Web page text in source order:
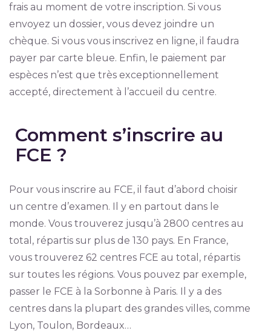
frais au moment de votre inscription. Si vous
envoyez un dossier, vous devez joindre un
chèque. Si vous vous inscrivez en ligne, il faudra
payer par carte bleue. Enfin, le paiement par
espèces n’est que très exceptionnellement
accepté, directement à l’accueil du centre.
Comment s’inscrire au
FCE ?
Pour vous inscrire au FCE, il faut d’abord choisir
un centre d’examen. Il y en partout dans le
monde. Vous trouverez jusqu’à 2800 centres au
total, répartis sur plus de 130 pays. En France,
vous trouverez 62 centres FCE au total, répartis
sur toutes les régions. Vous pouvez par exemple,
passer le FCE à la Sorbonne à Paris. Il y a des
centres dans la plupart des grandes villes, comme
Lyon, Toulon, Bordeaux…